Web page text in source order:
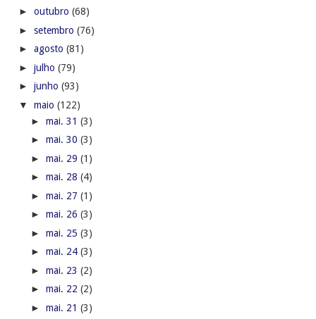
► outubro (68)
► setembro (76)
► agosto (81)
► julho (79)
► junho (93)
▼ maio (122)
► mai. 31 (3)
► mai. 30 (3)
► mai. 29 (1)
► mai. 28 (4)
► mai. 27 (1)
► mai. 26 (3)
► mai. 25 (3)
► mai. 24 (3)
► mai. 23 (2)
► mai. 22 (2)
► mai. 21 (3)